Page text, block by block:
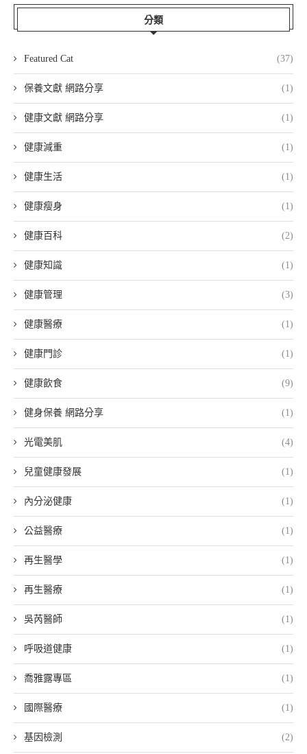
分類
Featured Cat (37)
保養文獻 網路分享 (1)
健康文獻 網路分享 (1)
健康減重 (1)
健康生活 (1)
健康瘦身 (1)
健康百科 (2)
健康知識 (1)
健康管理 (3)
健康醫療 (1)
健康門診 (1)
健康飲食 (9)
健身保養 網路分享 (1)
光電美肌 (4)
兒童健康發展 (1)
內分泌健康 (1)
公益醫療 (1)
再生醫學 (1)
再生醫療 (1)
吳芮醫師 (1)
呼吸道健康 (1)
喬雅露專區 (1)
國際醫療 (1)
基因檢測 (2)